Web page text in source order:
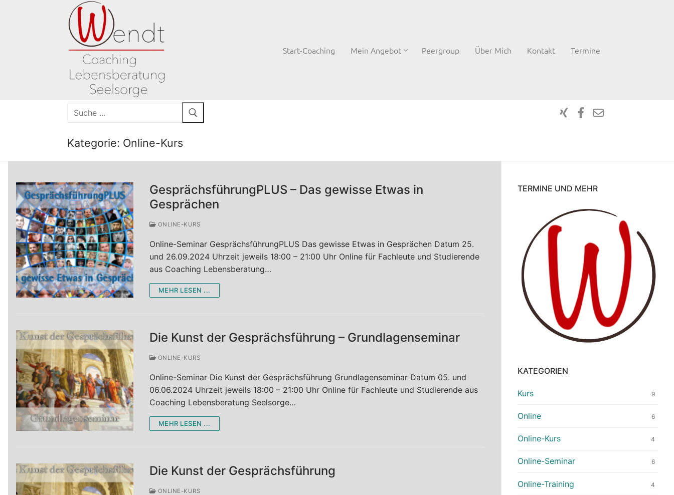
Start-Coaching Mein Angebot Peergroup Über Mich Kontakt Termine
Mein Angebot
Coaching
Paarberatung
Workshops Vorträge Seminare
Aktiv-Coaching
Lebensberatung und Seelsorge
Peergroup
Kontakt
Kategorie: Online-Kurs
GesprächsführungPLUS – Das gewisse Etwas in
Gesprächen
ONLINE-KURS
Online-Seminar GesprächsführungPLUS Das gewisse Etwas in Gesprächen Datum 25.
und 26.09.2024 Uhrzeit jeweils 18:00 – 21:00 Uhr Online für Fachleute und Studierende
aus Coaching Lebensberatung…
MEHR LESEN ...
Die Kunst der Gesprächsführung – Grundlagenseminar
ONLINE-KURS
Online-Seminar Die Kunst der Gesprächsführung Grundlagenseminar Datum 05. und
06.06.2024 Uhrzeit jeweils 18:00 – 21:00 Uhr Online für Fachleute und Studierende aus
Coaching Lebensberatung Seelsorge…
MEHR LESEN ...
Die Kunst der Gesprächsführung
ONLINE-KURS
TERMINE UND MEHR
KATEGORIEN
Kurs 9
Online 6
Online-Kurs 4
Online-Seminar 6
Online-Training 4